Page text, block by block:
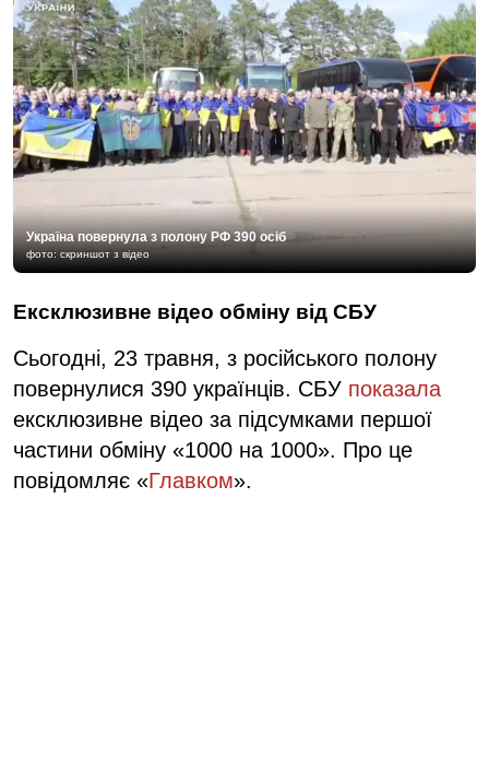
Україна повернула з полону РФ 390 осіб
фото: скриншот з відео
Ексклюзивне відео обміну від СБУ
Сьогодні, 23 травня, з російського полону
повернулися 390 українців. СБУ показала
ексклюзивне відео за підсумками першої
частини обміну «1000 на 1000». Про це
повідомляє «Главком».